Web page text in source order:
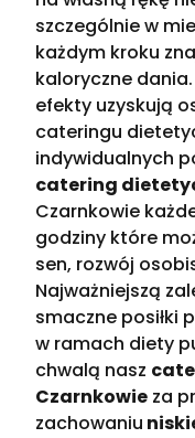
szczególnie w
każdym kroku
kaloryczne
efekty uzyskują
cateringu
indywidualnych
catering
Czarnkowie
godziny które
sen, rozwój
Najważniejszą
smaczne posiłki
w ramach diety
chwalą nasz
Czarnkowie za
zachowaniu